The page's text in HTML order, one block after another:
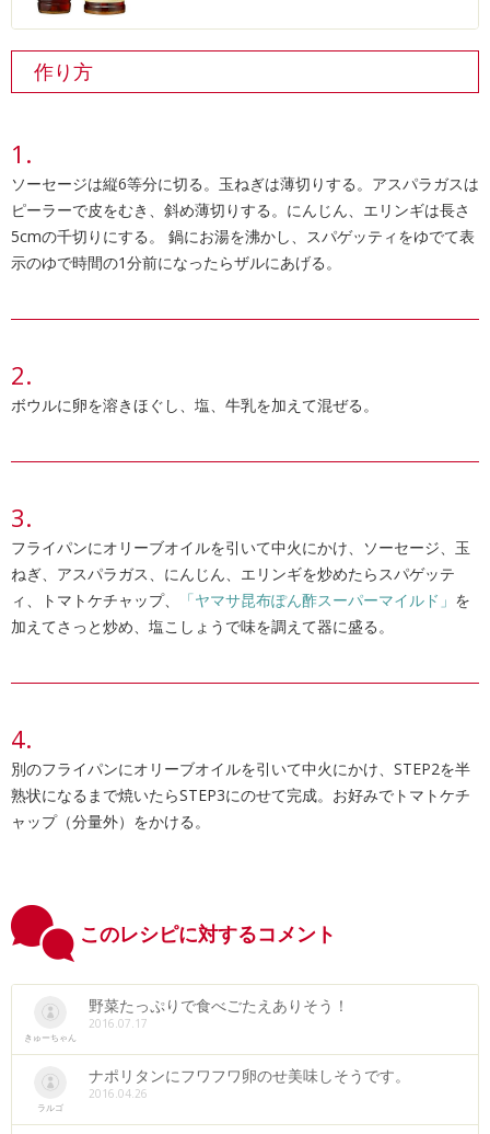
作り方
ソーセージは縦6等分に切る。玉ねぎは薄切りする。アスパラガスは
ピーラーで皮をむき、斜め薄切りする。にんじん、エリンギは長さ
5cmの千切りにする。 鍋にお湯を沸かし、スパゲッティをゆでて表
示のゆで時間の1分前になったらザルにあげる。
ボウルに卵を溶きほぐし、塩、牛乳を加えて混ぜる。
フライパンにオリーブオイルを引いて中火にかけ、ソーセージ、玉
ねぎ、アスパラガス、にんじん、エリンギを炒めたらスパゲッテ
ィ、トマトケチャップ、
「ヤマサ昆布ぽん酢スーパーマイルド」 を
加えてさっと炒め、塩こしょうで味を調えて器に盛る。
別のフライパンにオリーブオイルを引いて中火にかけ、STEP2を半
熟状になるまで焼いたらSTEP3にのせて完成。お好みでトマトケチ
ャップ（分量外）をかける。
このレシピに対するコメント
きゅーちゃん
野菜たっぷりで食べごたえありそう！
2016.07.17
ラルゴ
ナポリタンにフワフワ卵のせ美味しそうです。
2016.04.26